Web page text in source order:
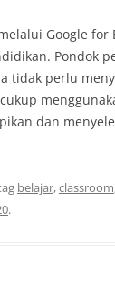
Google for
Pondok
tidak perlu
dan
belajar,classroom
.